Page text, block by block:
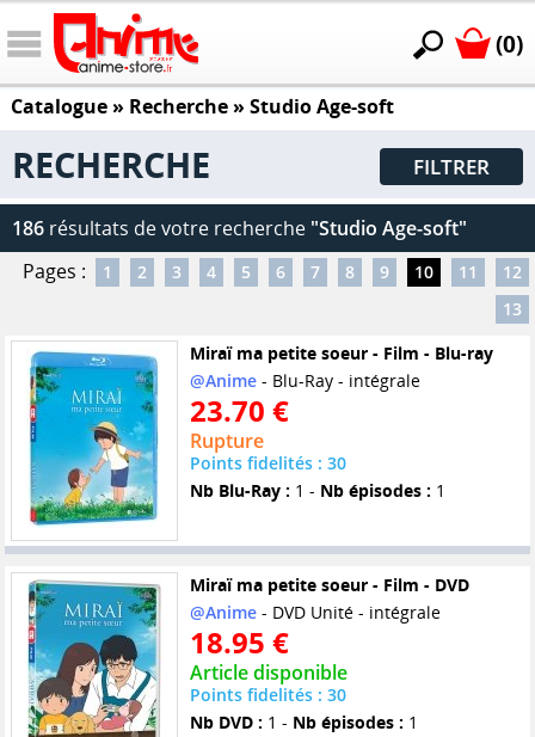
(0)
Catalogue» Recherche » Studio Age-soft
RECHERCHE FILTRER
186 résultats de votre recherche "Studio Age-soft"
Pages :
1 2 3 4 5 6 7 8 9 10 11
12
13
Miraï ma petite soeur - Film - Blu-ray
@Anime- Blu-Ray - intégrale
23.70 €
Rupture
Points fidelités : 30
Nb Blu-Ray : 1 - Nb épisodes : 1
Miraï ma petite soeur - Film - DVD
@Anime- DVD Unité - intégrale
18.95 €
Article disponible
Points fidelités : 30
Nb DVD : 1 - Nb épisodes : 1